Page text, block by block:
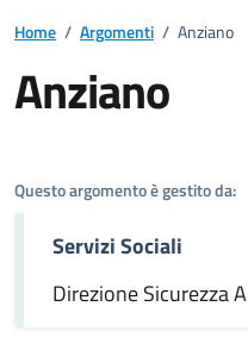
Home / Argomenti / Anziano
Anziano
Questo argomento è gestito da:
Servizi Sociali
Direzione Sicurezza